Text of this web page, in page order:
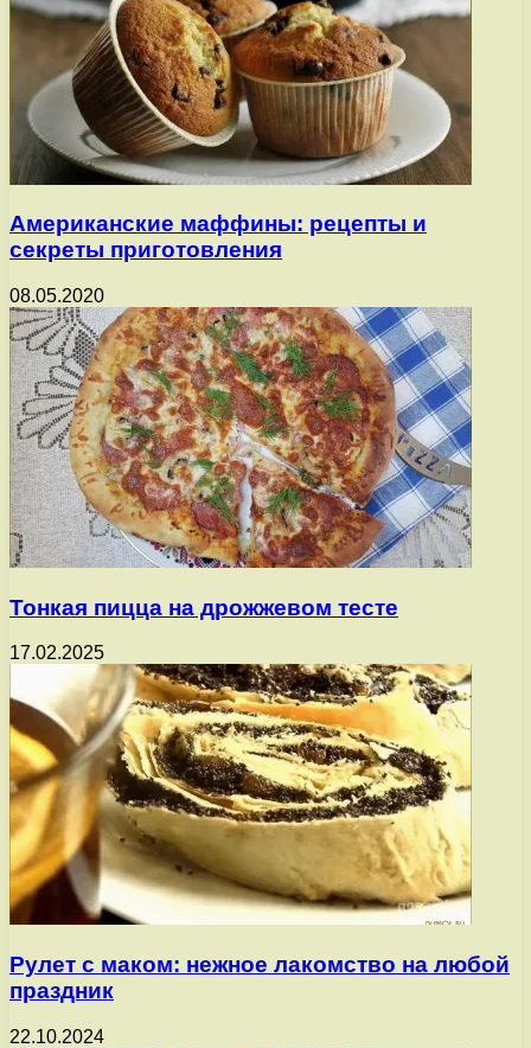
Американские маффины: рецепты и
секреты приготовления
08.05.2020
Тонкая пицца на дрожжевом тесте
17.02.2025
Рулет с маком: нежное лакомство на любой
праздник
22.10.2024